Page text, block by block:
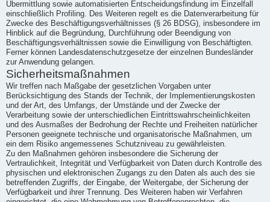
Übermittlung sowie automatisierten Entscheidungsfindung im Einzelfall
einschließlich Profiling. Des Weiteren regelt es die Datenverarbeitung für
Zwecke des Beschäftigungsverhältnisses (§ 26 BDSG), insbesondere im
Hinblick auf die Begründung, Durchführung oder Beendigung von
Beschäftigungsverhältnissen sowie die Einwilligung von Beschäftigten.
Ferner können Landesdatenschutzgesetze der einzelnen Bundesländer
zur Anwendung gelangen.
Sicherheitsmaßnahmen
Wir treffen nach Maßgabe der gesetzlichen Vorgaben unter
Berücksichtigung des Stands der Technik, der Implementierungskosten
und der Art, des Umfangs, der Umstände und der Zwecke der
Verarbeitung sowie der unterschiedlichen Eintrittswahrscheinlichkeiten
und des Ausmaßes der Bedrohung der Rechte und Freiheiten natürlicher
Personen geeignete technische und organisatorische Maßnahmen, um
ein dem Risiko angemessenes Schutzniveau zu gewährleisten.
Zu den Maßnahmen gehören insbesondere die Sicherung der
Vertraulichkeit, Integrität und Verfügbarkeit von Daten durch Kontrolle des
physischen und elektronischen Zugangs zu den Daten als auch des sie
betreffenden Zugriffs, der Eingabe, der Weitergabe, der Sicherung der
Verfügbarkeit und ihrer Trennung. Des Weiteren haben wir Verfahren